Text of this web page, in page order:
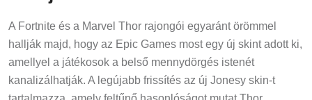
A Fortnite és a Marvel Thor rajongói egyaránt örömmel
hallják majd, hogy az Epic Games most egy új skint adott ki,
amellyel a játékosok a belső mennydörgés istenét
kanalizálhatják. A legújabb frissítés az új Jonesy skin-t
tartalmazza, amely feltűnő hasonlóságot mutat Thor